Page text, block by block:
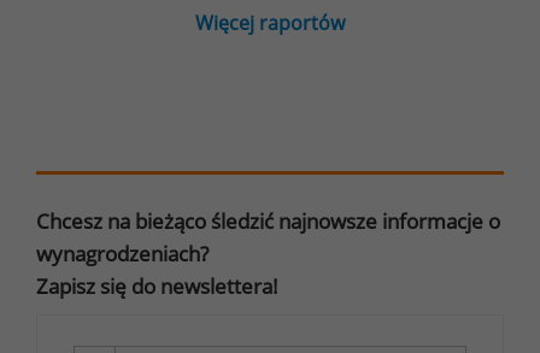
Więcej raportów
Chcesz na bieżąco śledzić najnowsze informacje o
wynagrodzeniach?
Zapisz się do newslettera!